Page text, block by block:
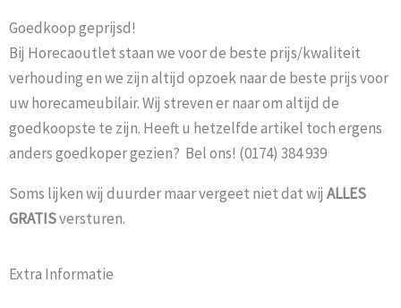
Goedkoop geprijsd!
Bij Horecaoutlet staan we voor de beste prijs/kwaliteit
verhouding en we zijn altijd opzoek naar de beste prijs voor
uw horecameubilair. Wij streven er naar om altijd de
goedkoopste te zijn. Heeft u hetzelfde artikel toch ergens
anders goedkoper gezien? Bel ons! (0174) 384 939
Soms lijken wij duurder maar vergeet niet dat wij ALLES
GRATISversturen.
Extra Informatie